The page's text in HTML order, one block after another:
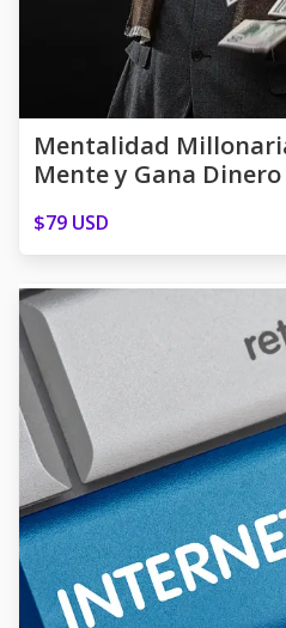
Mentalidad
Mente y Gana
$79 USD